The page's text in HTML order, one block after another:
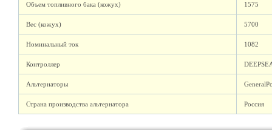
Объем топливного бака (кожух) 1575
Вес (кожух) 5700
Номинальный ток 1082
Контроллер
Альтернаторы
Страна производства альтернатора Россия